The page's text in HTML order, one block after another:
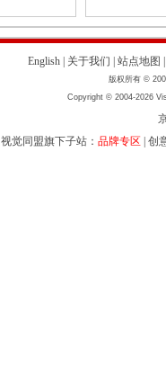
English 关于我们 站点地图
版权所有 ©
Copyright © 2004-2026
视觉同盟旗下子站： 品牌专区 创